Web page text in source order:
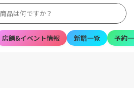
店舗&イベント情報 新譜一覧 予約